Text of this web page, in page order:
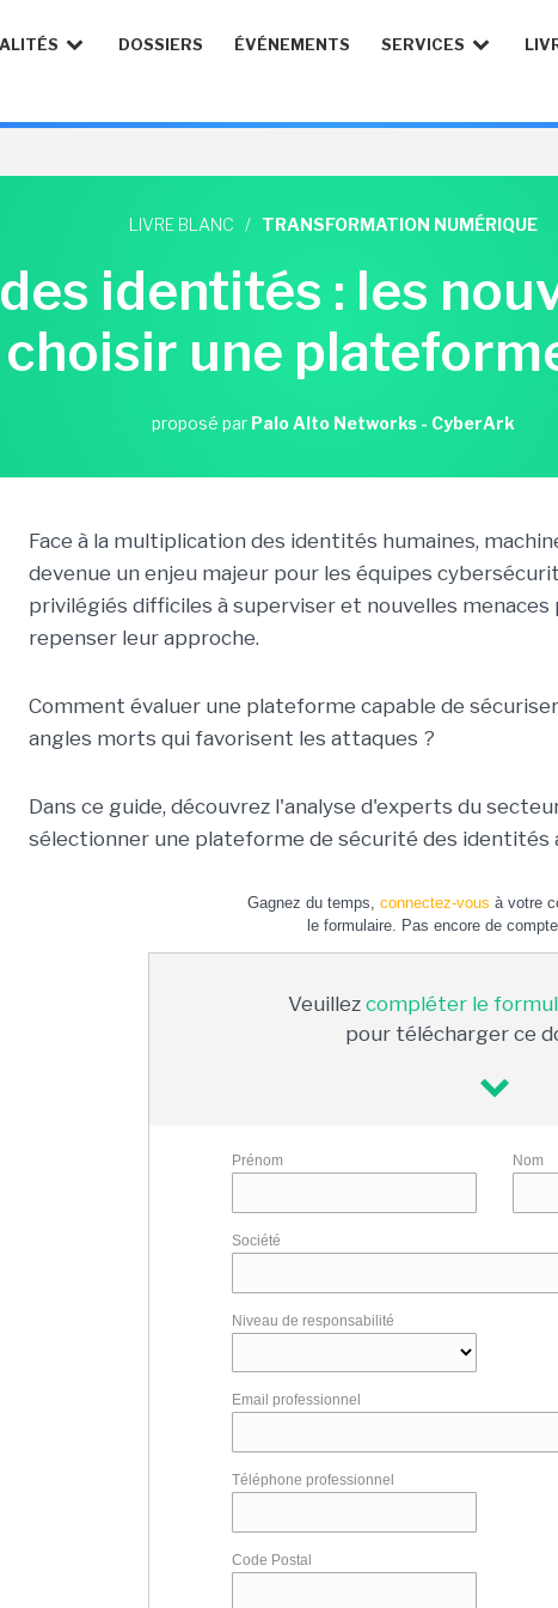
DOSSIERS ÉVÉNEMENTS SERVICES
LIVRE BLANC / TRANSFORMATION NUMÉRIQUE
identités : les
une
proposé par Palo Alto Networks - CyberArk
Face à la multiplication des identités humaines,
devenue un enjeu majeur pour les équipes
privilégiés difficiles à superviser et nouvelles
repenser leur approche.
Comment évaluer une plateforme capable de
angles morts qui favorisent les attaques ?
Dans ce guide, découvrez l'analyse d'experts du
sélectionner une plateforme de sécurité des identités
Gagnez du temps, connectez-vous à votre
le formulaire. Pas encore de
Veuillez compléter le
pour télécharger ce
Prénom Nom
Société
Niveau de responsabilité
Email professionnel
Téléphone professionnel
Code Postal